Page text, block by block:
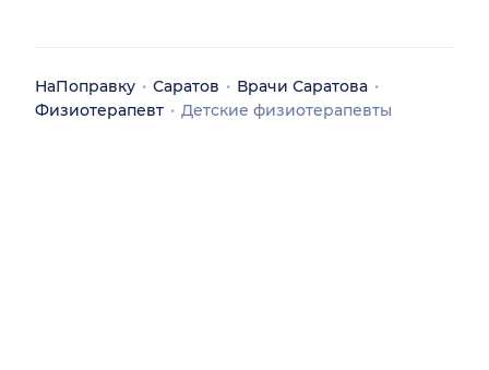
НаПоправку Саратов
Врачи Саратова
Физиотерапевт
Детские физиотерапевты